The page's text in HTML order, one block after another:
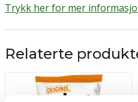
Trykk her for mer
Relaterte